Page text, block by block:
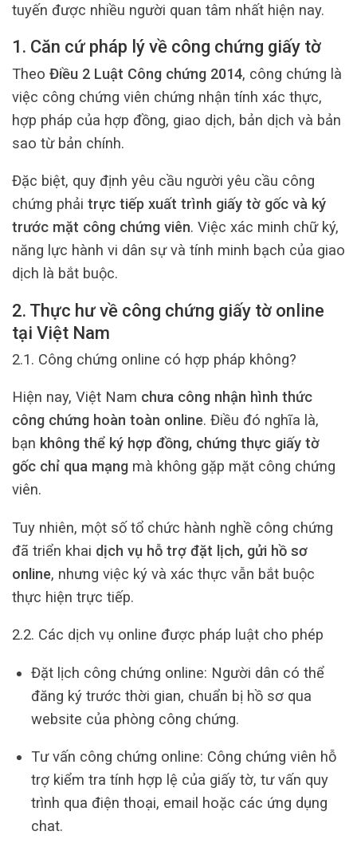
tuyến được nhiều người quan tâm nhất hiện nay.
1. Căn cứ pháp lý về công chứng giấy tờ
Theo Điều 2 Luật Công chứng 2014, công chứng là
việc công chứng viên chứng nhận tính xác thực,
hợp pháp của hợp đồng, giao dịch, bản dịch và bản
sao từ bản chính.
Đặc biệt, quy định yêu cầu người yêu cầu công
chứng phải trực tiếp xuất trình giấy tờ gốc và ký
trước mặt công chứng viên. Việc xác minh chữ ký,
năng lực hành vi dân sự và tính minh bạch của giao
dịch là bắt buộc.
2. Thực hư về công chứng giấy tờ online
tại Việt Nam
2.1. Công chứng online có hợp pháp không?
Hiện nay, Việt Nam chưa công nhận hình thức
công chứng hoàn toàn online. Điều đó nghĩa là,
bạn không thể ký hợp đồng, chứng thực giấy tờ
gốc chỉ qua mạng mà không gặp mặt công chứng
viên.
Tuy nhiên, một số tổ chức hành nghề công chứng
đã triển khai dịch vụ hỗ trợ đặt lịch, gửi hồ sơ
online, nhưng việc ký và xác thực vẫn bắt buộc
thực hiện trực tiếp.
2.2. Các dịch vụ online được pháp luật cho phép
Đặt lịch công chứng online: Người dân có thể
đăng ký trước thời gian, chuẩn bị hồ sơ qua
website của phòng công chứng.
Tư vấn công chứng online: Công chứng viên hỗ
trợ kiểm tra tính hợp lệ của giấy tờ, tư vấn quy
trình qua điện thoại, email hoặc các ứng dụng
chat.